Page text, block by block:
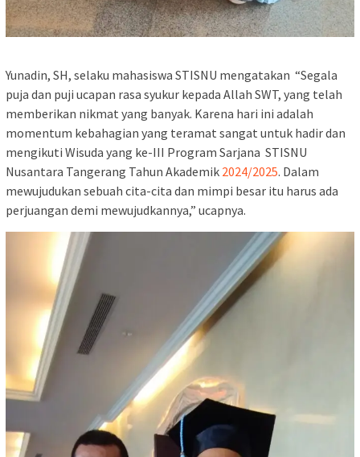
Yunadin, SH, selaku mahasiswa STISNU mengatakan “Segala
puja dan puji ucapan rasa syukur kepada Allah SWT, yang telah
memberikan nikmat yang banyak. Karena hari ini adalah
momentum kebahagian yang teramat sangat untuk hadir dan
mengikuti Wisuda yang ke-III Program Sarjana STISNU
Nusantara Tangerang Tahun Akademik 2024/2025. Dalam
mewujudukan sebuah cita-cita dan mimpi besar itu harus ada
perjuangan demi mewujudkannya,” ucapnya.